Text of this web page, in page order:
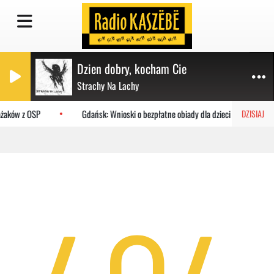
Dzien dobry, kocham Cie
Strachy Na Lachy
DZISIAJ
z OSP Gdańsk: Wnioski o bezpłatne obiady dla dzieci do MOPR